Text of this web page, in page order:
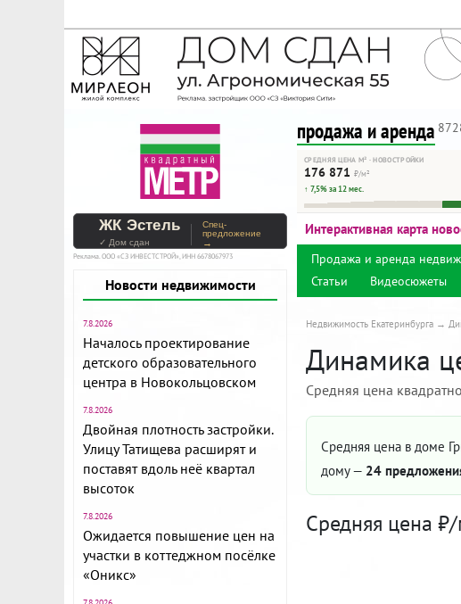
На Метре реклама - только
Помогайте независимому
продажа и аренда
СРЕДНЯЯ ЦЕНА М² · НОВОСТРОЙКИ
176 871 ₽/м²
↑ 7,5% за 12 мес.
ЖК Эстель
✓ Дом сдан
Спец-
предложение
→
Реклама. ООО «СЗ ИНВЕСТСТРОЙ», ИНН 6678067973
Новости недвижимости
7.8.2026
Началось проектирование
детского образовательного
центра в Новокольцовском
7.8.2026
Двойная плотность застройки.
Улицу Татищева расширят и
поставят вдоль неё квартал
высоток
7.8.2026
Ожидается повышение цен на
участки в коттеджном посёлке
«Оникс»
Интерактивная карта
Продажа и аренда
Статьи
Видеосюжеты
Недвижимость Екатеринбурга
Динамика
Средняя цена
Средняя цена в доме
дому — 24
Средняя цена